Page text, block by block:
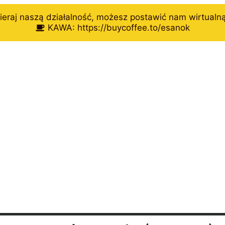
naszą działalność, możesz postawić nam
KAWA: https://buycoffee.to/esanok